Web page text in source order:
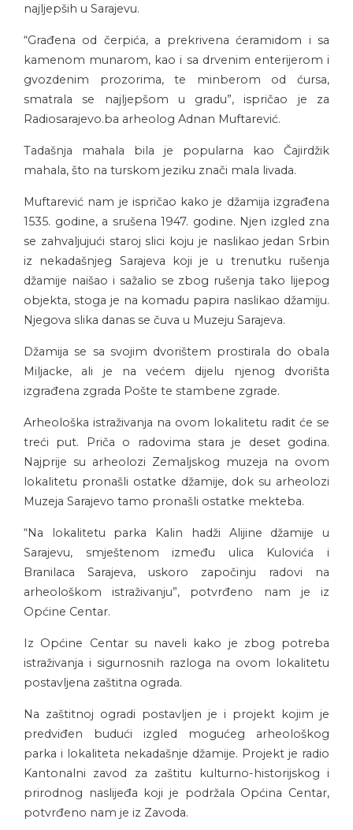
najljepših u Sarajevu.
“Građena od čerpića, a prekrivena ćeramidom i sa
kamenom munarom, kao i sa drvenim enterijerom i
gvozdenim prozorima, te minberom od ćursa,
smatrala se najljepšom u gradu”, ispričao je za
Radiosarajevo.ba arheolog Adnan Muftarević.
Tadašnja mahala bila je popularna kao Čajirdžik
mahala, što na turskom jeziku znači mala livada.
Muftarević nam je ispričao kako je džamija izgrađena
1535. godine, a srušena 1947. godine. Njen izgled zna
se zahvaljujući staroj slici koju je naslikao jedan Srbin
iz nekadašnjeg Sarajeva koji je u trenutku rušenja
džamije naišao i sažalio se zbog rušenja tako lijepog
objekta, stoga je na komadu papira naslikao džamiju.
Njegova slika danas se čuva u Muzeju Sarajeva.
Džamija se sa svojim dvorištem prostirala do obala
Miljacke, ali je na većem dijelu njenog dvorišta
izgrađena zgrada Pošte te stambene zgrade.
Arheološka istraživanja na ovom lokalitetu radit će se
treći put. Priča o radovima stara je deset godina.
Najprije su arheolozi Zemaljskog muzeja na ovom
lokalitetu pronašli ostatke džamije, dok su arheolozi
Muzeja Sarajevo tamo pronašli ostatke mekteba.
“Na lokalitetu parka Kalin hadži Alijine džamije u
Sarajevu, smještenom između ulica Kulovića i
Branilaca Sarajeva, uskoro započinju radovi na
arheološkom istraživanju”, potvrđeno nam je iz
Općine Centar.
Iz Općine Centar su naveli kako je zbog potreba
istraživanja i sigurnosnih razloga na ovom lokalitetu
postavljena zaštitna ograda.
Na zaštitnoj ogradi postavljen je i projekt kojim je
predviđen budući izgled mogućeg arheološkog
parka i lokaliteta nekadašnje džamije. Projekt je radio
Kantonalni zavod za zaštitu kulturno-historijskog i
prirodnog naslijeđa koji je podržala Općina Centar,
potvrđeno nam je iz Zavoda.